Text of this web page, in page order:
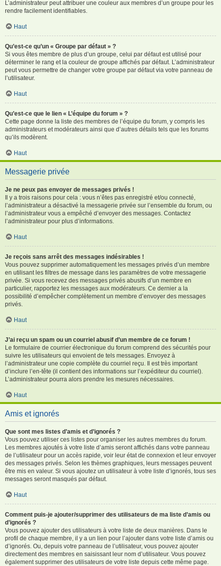
L’administrateur peut attribuer une couleur aux membres d’un groupe pour les
rendre facilement identifiables.
Haut
Qu’est-ce qu’un « Groupe par défaut » ?
Si vous êtes membre de plus d’un groupe, celui par défaut est utilisé pour
déterminer le rang et la couleur de groupe affichés par défaut. L’administrateur
peut vous permettre de changer votre groupe par défaut via votre panneau de
l’utilisateur.
Haut
Qu’est-ce que le lien « L’équipe du forum » ?
Cette page donne la liste des membres de l’équipe du forum, y compris les
administrateurs et modérateurs ainsi que d’autres détails tels que les forums
qu’ils modèrent.
Haut
Messagerie privée
Je ne peux pas envoyer de messages privés !
Il y a trois raisons pour cela : vous n’êtes pas enregistré et/ou connecté,
l’administrateur a désactivé la messagerie privée sur l’ensemble du forum, ou
l’administrateur vous a empêché d’envoyer des messages. Contactez
l’administrateur pour plus d’informations.
Haut
Je reçois sans arrêt des messages indésirables !
Vous pouvez supprimer automatiquement les messages privés d’un membre
en utilisant les filtres de message dans les paramètres de votre messagerie
privée. Si vous recevez des messages privés abusifs d’un membre en
particulier, rapportez les messages aux modérateurs. Ce dernier a la
possibilité d’empêcher complètement un membre d’envoyer des messages
privés.
Haut
J’ai reçu un spam ou un courriel abusif d’un membre de ce forum !
Le formulaire de courrier électronique du forum comprend des sécurités pour
suivre les utilisateurs qui envoient de tels messages. Envoyez à
l’administrateur une copie complète du courriel reçu. Il est très important
d’inclure l’en-tête (il contient des informations sur l’expéditeur du courriel).
L’administrateur pourra alors prendre les mesures nécessaires.
Haut
Amis et ignorés
Que sont mes listes d’amis et d’ignorés ?
Vous pouvez utiliser ces listes pour organiser les autres membres du forum.
Les membres ajoutés à votre liste d’amis seront affichés dans votre panneau
de l’utilisateur pour un accès rapide, voir leur état de connexion et leur envoyer
des messages privés. Selon les thèmes graphiques, leurs messages peuvent
être mis en valeur. Si vous ajoutez un utilisateur à votre liste d’ignorés, tous ses
messages seront masqués par défaut.
Haut
Comment puis-je ajouter/supprimer des utilisateurs de ma liste d’amis ou
d’ignorés ?
Vous pouvez ajouter des utilisateurs à votre liste de deux manières. Dans le
profil de chaque membre, il y a un lien pour l’ajouter dans votre liste d’amis ou
d’ignorés. Ou, depuis votre panneau de l’utilisateur, vous pouvez ajouter
directement des membres en saisissant leur nom d’utilisateur. Vous pouvez
également supprimer des utilisateurs de votre liste depuis cette même page.